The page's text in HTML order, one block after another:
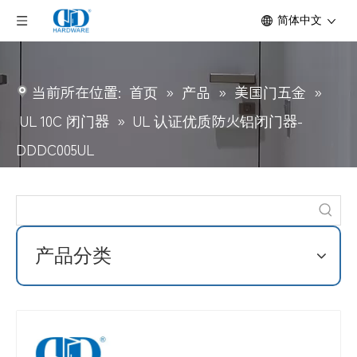
简体中文
当前所在位置: 首页 » 产品 » 美国门五金 »
UL 10C 闭门器 » UL 认证优质防火铝闭门器-
DDDC005UL
产品分类